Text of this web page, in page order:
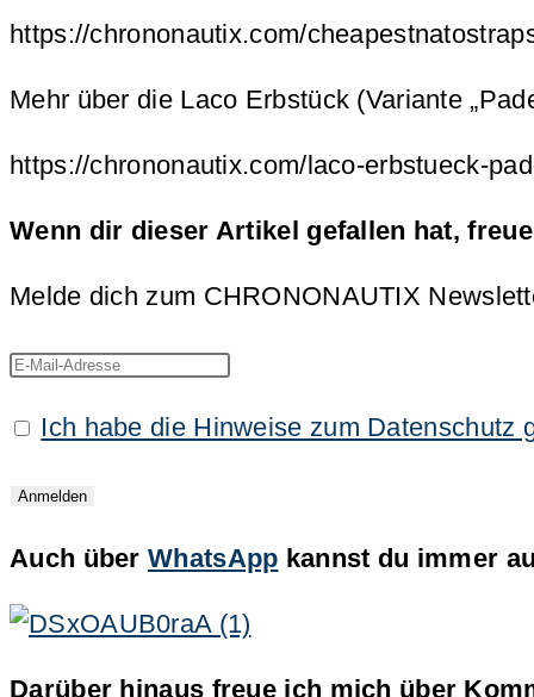
https://chrononautix.com/
Mehr über die Laco Erbstück (Variante
https://chrononautix.com/laco-erbstueck-
Wenn dir dieser Artikel gefallen hat,
Melde dich zum CHRONONAUTIX
Ich habe die Hinweise zum Datenschutz
Auch überWhatsApp kannst du immer
Darüber hinaus freue ich mich über